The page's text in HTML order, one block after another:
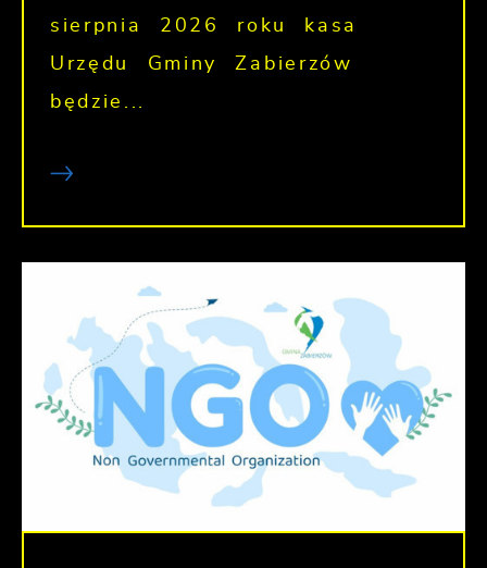
sierpnia 2026 roku kasa
Urzędu Gminy Zabierzów
będzie...